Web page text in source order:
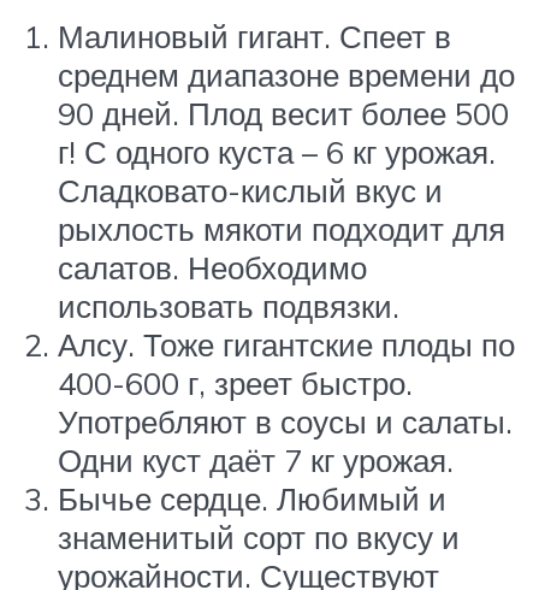
Малиновый гигант. Спеет в
среднем диапазоне времени до
90 дней. Плод весит более 500
г! С одного куста – 6 кг урожая.
Сладковато-кислый вкус и
рыхлость мякоти подходит для
салатов. Необходимо
использовать подвязки.
Алсу. Тоже гигантские плоды по
400-600 г, зреет быстро.
Употребляют в соусы и салаты.
Одни куст даёт 7 кг урожая.
Бычье сердце. Любимый и
знаменитый сорт по вкусу и
урожайности. Существуют